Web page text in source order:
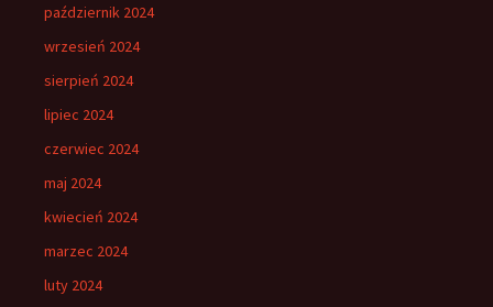
październik 2024
wrzesień 2024
sierpień 2024
lipiec 2024
czerwiec 2024
maj 2024
kwiecień 2024
marzec 2024
luty 2024